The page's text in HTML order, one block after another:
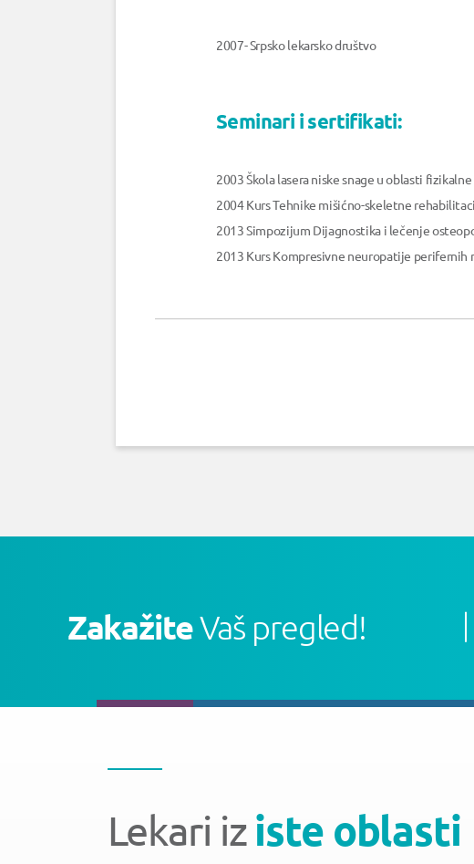
2007- Srpsko lekarsko društvo
Seminari i sertifikati:
2003 Škola lasera niske snage u oblasti
2004 Kurs Tehnike mišićno-skeletne
2013 Simpozijum Dijagnostika i lečenje
2013 Kurs Kompresivne neuropatije
ZakažiteVaš pregled!
Lekari iziste oblasti